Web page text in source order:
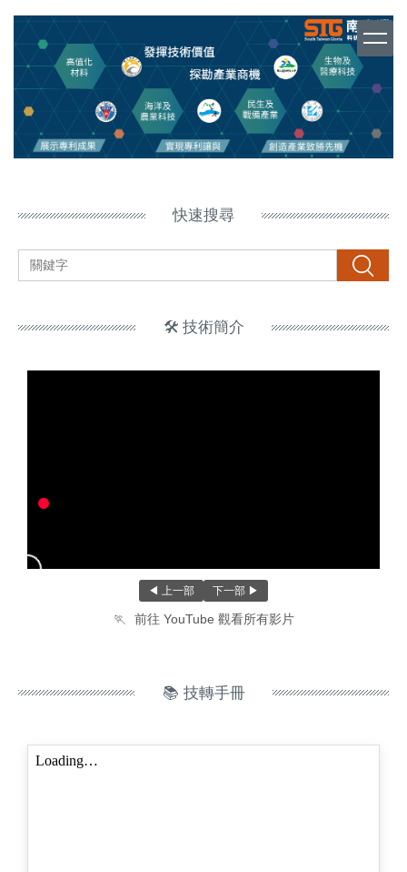
跳
要
內
快速搜尋
搜尋
🛠️ 技術簡介
◀ 上一部 下一部 ▶
🏃 前往 YouTube 觀看所有影片
📚 技轉手冊